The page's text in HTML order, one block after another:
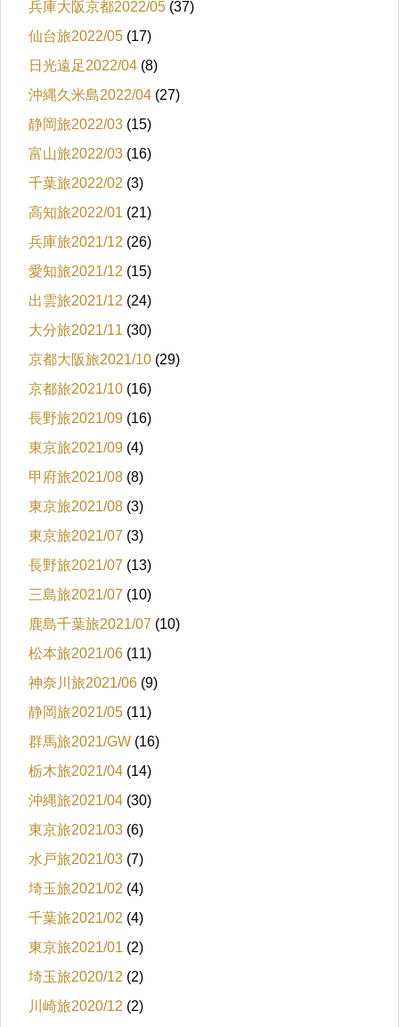
兵庫大阪京都2022/05 (37)
仙台旅2022/05 (17)
日光遠足2022/04 (8)
沖縄久米島2022/04 (27)
静岡旅2022/03 (15)
富山旅2022/03 (16)
千葉旅2022/02 (3)
高知旅2022/01 (21)
兵庫旅2021/12 (26)
愛知旅2021/12 (15)
出雲旅2021/12 (24)
大分旅2021/11 (30)
京都大阪旅2021/10 (29)
京都旅2021/10 (16)
長野旅2021/09 (16)
東京旅2021/09 (4)
甲府旅2021/08 (8)
東京旅2021/08 (3)
東京旅2021/07 (3)
長野旅2021/07 (13)
三島旅2021/07 (10)
鹿島千葉旅2021/07 (10)
松本旅2021/06 (11)
神奈川旅2021/06 (9)
静岡旅2021/05 (11)
群馬旅2021/GW (16)
栃木旅2021/04 (14)
沖縄旅2021/04 (30)
東京旅2021/03 (6)
水戸旅2021/03 (7)
埼玉旅2021/02 (4)
千葉旅2021/02 (4)
東京旅2021/01 (2)
埼玉旅2020/12 (2)
川崎旅2020/12 (2)